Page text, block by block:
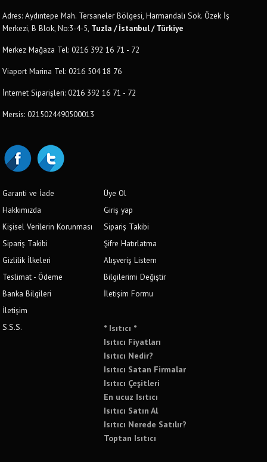
Adres: Aydıntepe Mah. Tersaneler Bölgesi, Harmandalı Sok. Özek İş
Merkezi, B Blok, No:3-4-5, Tuzla / İstanbul / Türkiye
Merkez Mağaza Tel: 0216 392 16 71 - 72
Viaport Marina Tel: 0216 504 18 76
İnternet Siparişleri: 0216 392 16 71 - 72
Mersis: 0215024490500013
Garanti ve İade
Hakkımızda
Kişisel Verilerin Korunması
Sipariş Takibi
Gizlilik İlkeleri
Teslimat - Ödeme
Banka Bilgileri
İletişim
S.S.S.
Üye Ol
Giriş yap
Sipariş Takibi
Şifre Hatırlatma
Alışveriş Listem
Bilgilerimi Değiştir
İletişim Formu
* Isıtıcı *
Isıtıcı Fiyatları
Isıtıcı Nedir?
Isıtıcı Satan Firmalar
Isıtıcı Çeşitleri
En ucuz Isıtıcı
Isıtıcı Satın Al
Isıtıcı Nerede Satılır?
Toptan Isıtıcı